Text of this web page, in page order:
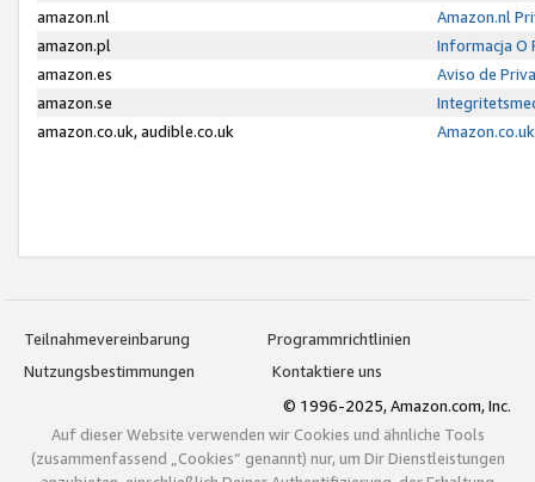
amazon.nl
Amazon.nl
amazon.pl
Informacja O
amazon.es
Aviso de
amazon.se
amazon.co.uk, audible.co.uk
Teilnahmevereinbarung
Programmrichtlinien
Nutzungsbestimmungen
Kontaktiere uns
© 1996-2025, Amazon.com, Inc.
Auf dieser Website verwenden wir Cookies und ähnliche Tools
(zusammenfassend „Cookies“ genannt) nur, um Dir Dienstleistungen